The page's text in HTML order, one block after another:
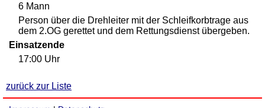
6 Mann
Person über die Drehleiter mit der Schleifkorbtrage aus
dem 2.OG gerettet und dem Rettungsdienst übergeben.
Einsatzende
17:00 Uhr
zurück zur Liste